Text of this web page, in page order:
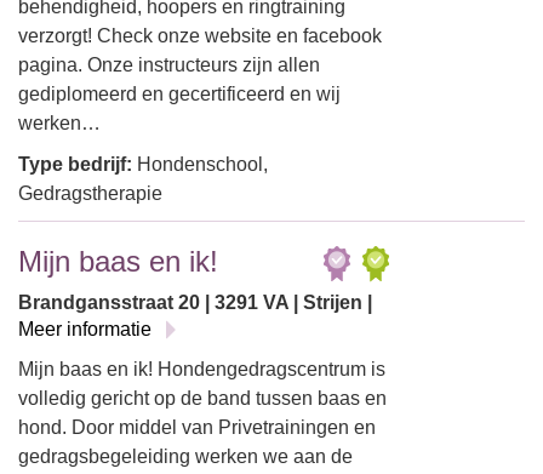
behendigheid, hoopers en ringtraining
verzorgt! Check onze website en facebook
pagina. Onze instructeurs zijn allen
gediplomeerd en gecertificeerd en wij
werken…
Type bedrijf: Hondenschool,
Gedragstherapie
Mijn baas en ik!
Brandgansstraat 20 | 3291 VA | Strijen |
Meer informatie
Mijn baas en ik! Hondengedragscentrum is
volledig gericht op de band tussen baas en
hond. Door middel van Privetrainingen en
gedragsbegeleiding werken we aan de